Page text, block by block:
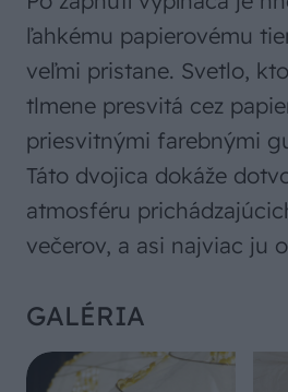
ľahkému papierovému
veľmi pristane. Svetlo,
tlmene presvitá cez
priesvitnými farebnými
Táto dvojica dokáže
atmosféru
večerov, a asi najviac ju
GALÉRIA